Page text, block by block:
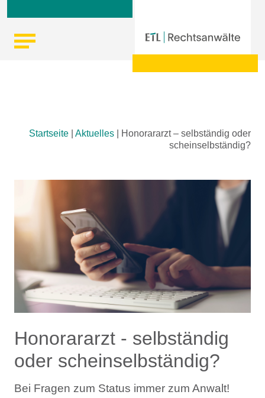
Startseite Aktuelles
Honorararzt – selbständig oder
scheinselbständig?
Honorararzt - selbständig
oder scheinselbständig?
Bei Fragen zum Status immer zum Anwalt!